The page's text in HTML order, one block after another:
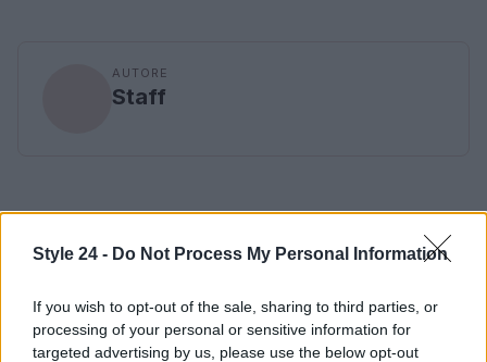
Style 24 - Do Not Process My Personal Information
If you wish to opt-out of the sale, sharing to third parties, or
processing of your personal or sensitive information for
targeted advertising by us, please use the below opt-out
AUTORE
Staff